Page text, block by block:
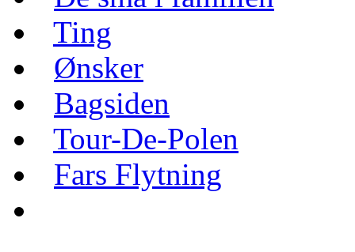
Ting
Ønsker
Bagsiden
Tour-De-Polen
Fars Flytning